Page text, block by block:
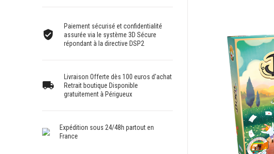
Paiement sécurisé et confidentialité
assurée via le système 3D Sécure
répondant à la directive DSP2
Livraison Offerte dès 100 euros d'achat
Retrait boutique Disponible
gratuitement à Périgueux
Expédition sous 24/48h partout en
France